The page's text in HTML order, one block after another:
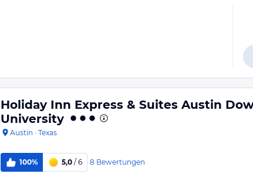
Holiday Inn Express & Suites Austin
University
Austin · Texas
100% 5,0 / 6 8 Bewertungen